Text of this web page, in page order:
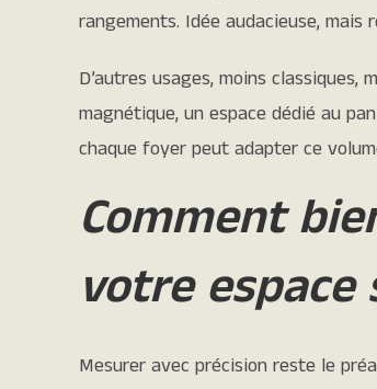
rangements. Idée audacieuse,
D’autres usages, moins
magnétique, un espace dédié au
chaque foyer peut adapter ce
Comment
votre espace
Mesurer avec précision reste le